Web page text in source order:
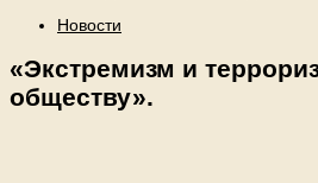
Новости
«Экстремизм и
обществу».